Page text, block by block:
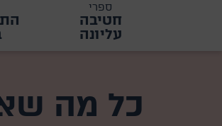
ספרי
חטיבה
עליונה
כל מה